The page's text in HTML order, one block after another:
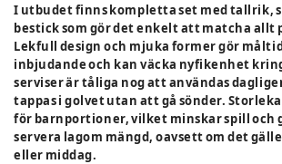
I utbudet finns kompletta set med tallrik,
bestick som gör det enkelt att matcha allt
Lekfull design och mjuka former gör
inbjudande och kan väcka nyfikenhet
serviser är tåliga nog att användas
tappas i golvet utan att gå sönder.
för barnportioner, vilket minskar spill och
servera lagom mängd, oavsett om det
eller middag.